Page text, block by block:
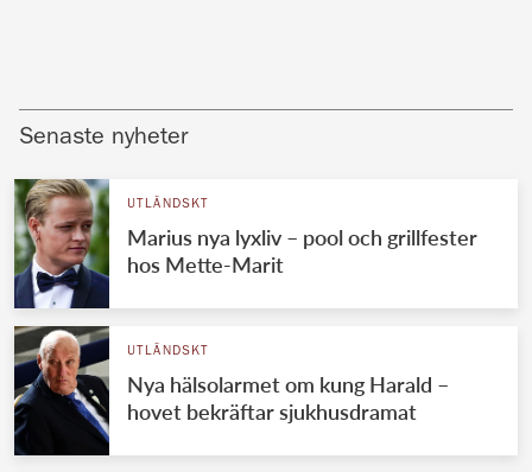
Senaste nyheter
UTLÄNDSKT
Marius nya lyxliv – pool och grillfester
hos Mette-Marit
UTLÄNDSKT
Nya hälsolarmet om kung Harald –
hovet bekräftar sjukhusdramat